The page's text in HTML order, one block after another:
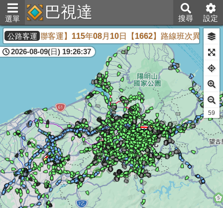
選單 巴視達 搜尋 設定
公路客運
【統聯客運】115年08月10日【1662】路線班次異動
2026-08-09(日) 19:26:37
60